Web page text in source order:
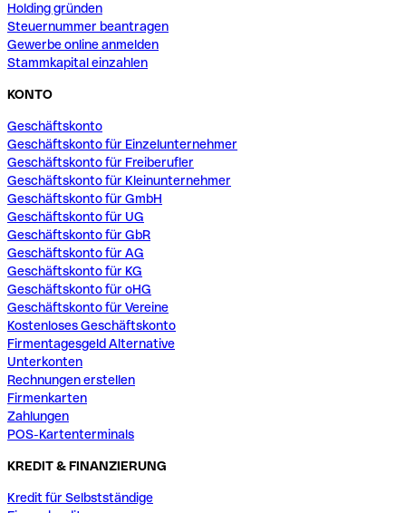
Holding gründen
Steuernummer beantragen
Gewerbe online anmelden
Stammkapital einzahlen
KONTO
Geschäftskonto
Geschäftskonto für Einzelunternehmer
Geschäftskonto für Freiberufler
Geschäftskonto für Kleinunternehmer
Geschäftskonto für GmbH
Geschäftskonto für UG
Geschäftskonto für GbR
Geschäftskonto für AG
Geschäftskonto für KG
Geschäftskonto für oHG
Geschäftskonto für Vereine
Kostenloses Geschäftskonto
Firmentagesgeld Alternative
Unterkonten
Rechnungen erstellen
Firmenkarten
Zahlungen
POS-Kartenterminals
KREDIT & FINANZIERUNG
Kredit für Selbstständige